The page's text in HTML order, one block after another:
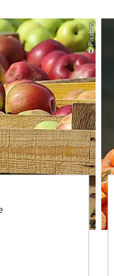
© Pixabay